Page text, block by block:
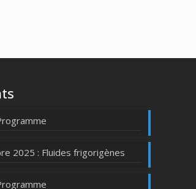
2025 : Fluides frigorigènes